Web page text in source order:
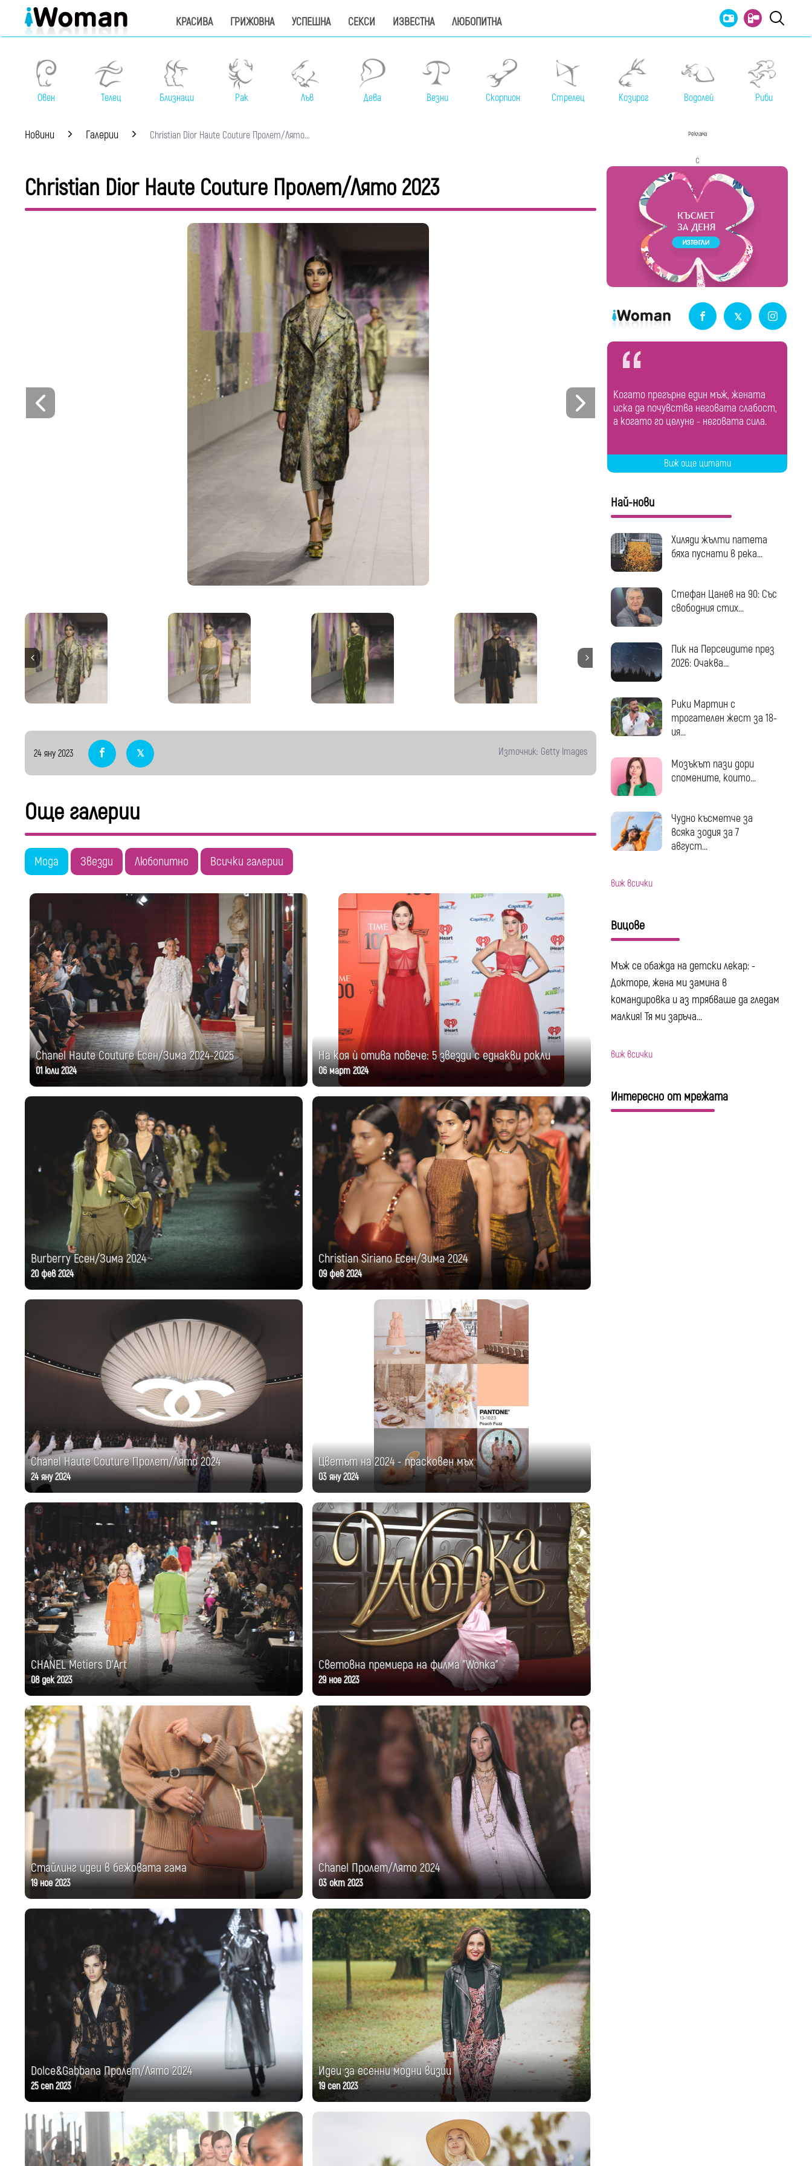
КРАСИВА ГРИЖОВНА УСПЕШНА СЕКСИ ИЗВЕСТНА ЛЮБОПИТНА
Овен Телец Близнаци Рак Лъв Дева Везни Скорпион Стрелец Козирог Водолей Риби
Новини Галерии Christian Dior Haute Couture Пролет/Лято...
Christian Dior Haute Couture Пролет/Лято 2023
24 яну 2023 Източник: Getty Images
Още галерии
Мода Звезди Любопитно Всички галерии
Chanel Haute Couture Есен/Зима 2024-2025
01 юли 2024
На коя ѝ отива повече: 5 звезди с еднакви рокли
06 март 2024
Burberry Есен/Зима 2024
20 фев 2024
Christian Siriano Есен/Зима 2024
09 фев 2024
Chanel Haute Couture Пролет/Лято 2024
24 яну 2024
Цветът на 2024 - прасковен мъх
03 яну 2024
CHANEL Metiers D'Art
08 дек 2023
Световна премиера на филма "Wonka"
29 ное 2023
Стайлинг идеи в бежовата гама
19 ное 2023
Chanel Пролет/Лято 2024
03 окт 2023
Dolce&Gabbana Пролет/Лято 2024
25 сеп 2023
Идеи за есенни модни визии
19 сеп 2023
Реклама
с
Когато прегърне един мъж, жената
иска да почувства неговата слабост,
а когато го целуне - неговата сила.
Виж още цитати
Най-нови
Хиляди жълти патета
бяха пуснати в река...
Стефан Цанев на 90: Със
свободния стих...
Пик на Персеидите през
2026: Очаква...
Рики Мартин с
трогателен жест за 18-
ия...
Мозъкът пази дори
спомените, които...
Чудно късметче за
всяка зодия за 7
август...
виж всички
Вицове
Мъж се обажда на детски лекар: -
Докторе, жена ми замина в
командировка и аз трябваше да гледам
малкия! Тя ми заръча...
виж всички
Интересно от мрежата